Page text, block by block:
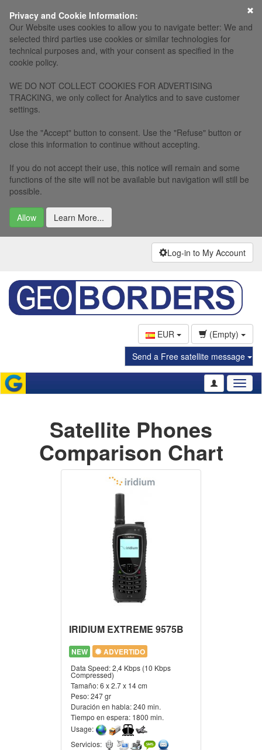
Privacy and Cookie Information:
Our Website uses cookies to allow you to navigate better: We and
selected third parties use cookies or similar technologies for
technical purposes and, with your consent as specified in the
cookie policy.
WE DO NOT COLLECT COOKIES FOR ADVERTISING
TRACKING, we only collect for Analytics and to save customer
settings.
Use the "Accept" button to consent. Use the "Refuse" button or
close this information to continue without accepting.
If you do not accept their use, this notice will remain and some
functions of the site will not be available but navigation will still be
possible.
Allow Learn More...
×
Log-in to My Account
EUR
(Empty)
Send a Free satellite message
Satellite Phones
Comparison Chart
IRIDIUM EXTREME 9575B
NEW ADVERTIDO
Data Speed:2,4 Kbps (10 Kbps
Compressed)
Tamaño:6 x 2.7 x 14 cm
Peso:247 gr
Duración en habla:240 min.
Tiempo en espera: 1800 min.
Usage:
Servicios: